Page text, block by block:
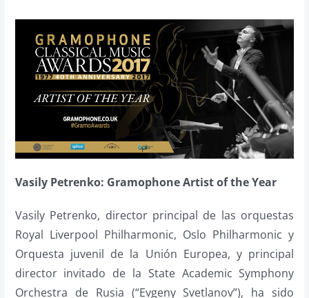
Vasily Petrenko: Gramophone Artist of the Year
Vasily Petrenko, director principal de las orquestas
Royal Liverpool Philharmonic, Oslo Philharmonic y
Orquesta juvenil de la Unión Europea, y principal
director invitado de la State Academic Symphony
Orchestra de Rusia (“Evgeny Svetlanov”), ha sido